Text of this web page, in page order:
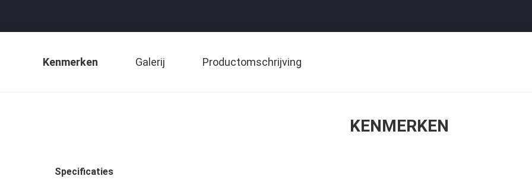
Kenmerken Galerij Productomschrijving
KENMERKEN
Specificaties